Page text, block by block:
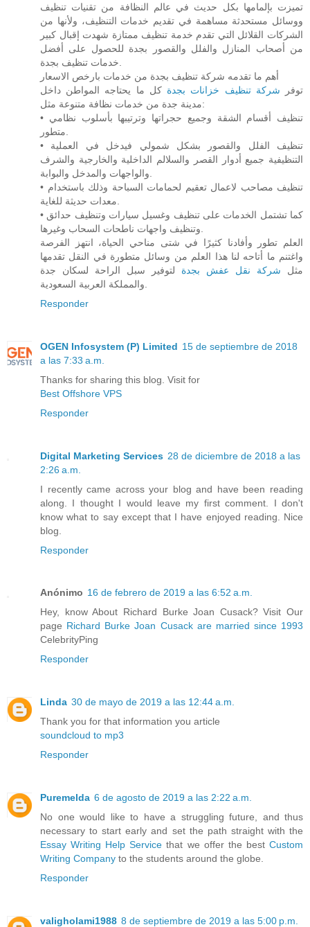
تميزت بإلمامها بكل حديث في عالم النظافة من تقنيات تنظيف
ووسائل مستحدثة مساهمة في تقديم خدمات التنظيف، ولأنها من
الشركات القلائل التي تقدم خدمة تنظيف ممتازة شهدت إقبال كبير
من أصحاب المنازل والفلل والقصور بجدة للحصول على أفضل
أهم ما تقدمه شركة تنظيف بجدة من خدمات بارخص الاسعار
توفر شركة تنظيف خزانات بجدة كل ما يحتاجه المواطن داخل
مدينة جدة من خدمات نظافة متنوعة مثل:
• تنظيف أقسام الشقة وجميع حجراتها وترتيبها بأسلوب نظامي
• تنظيف الفلل والقصور بشكل شمولي فيدخل في العملية
التنظيفية جميع أدوار القصر والسلالم الداخلية والخارجية والشرف
• تنظيف مصاحب لاعمال تعقيم لحمامات السباحة وذلك باستخدام
• كما تشتمل الخدمات على تنظيف وغسيل سيارات وتنظيف حدائق
العلم تطور وأفادنا كثيرًا في شتى مناحي الحياة، انتهز الفرصة
واغتنم ما أتاحه لنا هذا العلم من وسائل متطورة في النقل تقدمها
مثل شركة نقل عفش بجدة لتوفير سبل الراحة لسكان جدة
Responder
OGEN Infosystem (P) Limited 15 de septiembre de 2018
a las 7:33 a.m.
Thanks for sharing this blog. Visit for
Best Offshore VPS
Responder
Digital Marketing Services 28 de diciembre de 2018 a las
2:26 a.m.
I recently came across your blog and have been reading
along. I thought I would leave my first comment. I don't
know what to say except that I have enjoyed reading. Nice
blog.
Responder
Anónimo 16 de febrero de 2019 a las 6:52 a.m.
Hey, know About Richard Burke Joan Cusack? Visit Our
page Richard Burke Joan Cusack are married since 1993
CelebrityPing
Responder
Linda 30 de mayo de 2019 a las 12:44 a.m.
Thank you for that information you article
soundcloud to mp3
Responder
Puremelda 6 de agosto de 2019 a las 2:22 a.m.
No one would like to have a struggling future, and thus
necessary to start early and set the path straight with the
Essay Writing Help Service that we offer the bestCustom
Writing Company to the students around the globe.
Responder
valigholami1988 8 de septiembre de 2019 a las 5:00 p.m.